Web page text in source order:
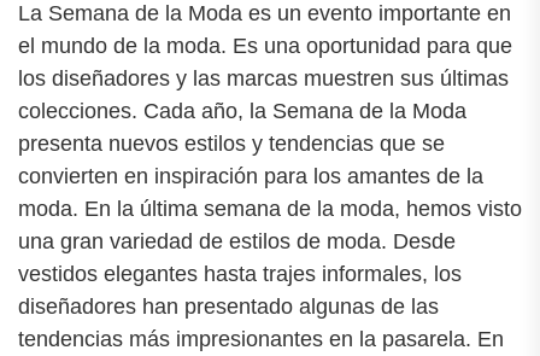
La Semana de la Moda es un evento importante en
el mundo de la moda. Es una oportunidad para que
los diseñadores y las marcas muestren sus últimas
colecciones. Cada año, la Semana de la Moda
presenta nuevos estilos y tendencias que se
convierten en inspiración para los amantes de la
moda. En la última semana de la moda, hemos visto
una gran variedad de estilos de moda. Desde
vestidos elegantes hasta trajes informales, los
diseñadores han presentado algunas de las
tendencias más impresionantes en la pasarela. En